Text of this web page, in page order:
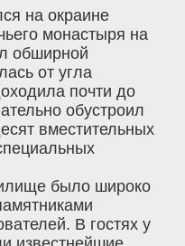
на окраине
монастыря на
обширной
от угла
почти до
обустроил
вместительных
было широко
В гостях у